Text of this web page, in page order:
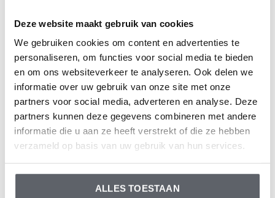
Deze website maakt gebruik van cookies
We gebruiken cookies om content en advertenties te
personaliseren, om functies voor social media te bieden
en om ons websiteverkeer te analyseren. Ook delen we
informatie over uw gebruik van onze site met onze
partners voor social media, adverteren en analyse. Deze
partners kunnen deze gegevens combineren met andere
informatie die u aan ze heeft verstrekt of die ze hebben
verzameld op basis van uw gebruik van hun services.
ALLES TOESTAAN
Samenstelling: 95% Organic Cotton/ 5% Elastane
Artikelnummer: WN1914
De kleding van Dirkje valt op maat. We raden aan om de
maat te kiezen op basis van de lengte van je kind. Twijfel
je toch nog, klik danhiervoor onze maattabel.
Reviews
/ 5